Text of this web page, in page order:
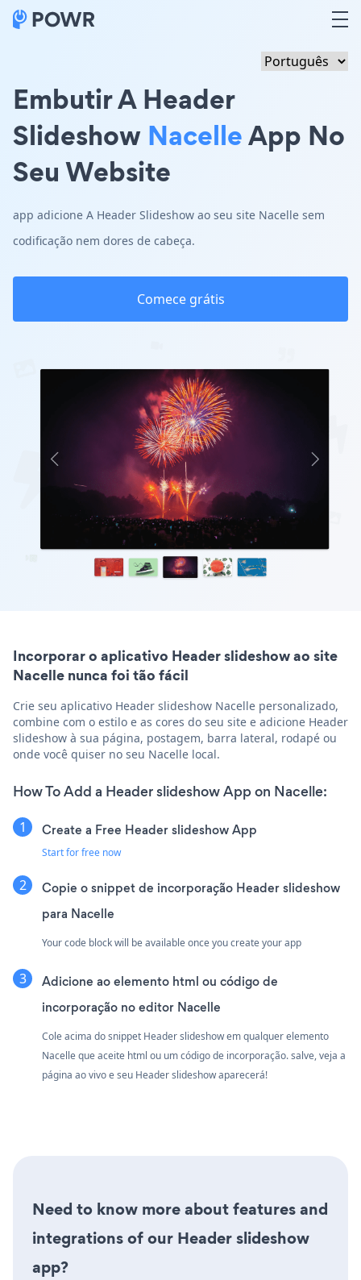
Embutir A Header
Slideshow NacelleApp No
Seu Website
app adicione A Header Slideshow ao seu site Nacelle sem
codificação nem dores de cabeça.
Comece grátis
Incorporar o aplicativo Header slideshow ao site
Nacelle nunca foi tão fácil
Crie seu aplicativo Header slideshow Nacelle personalizado,
combine com o estilo e as cores do seu site e adicione Header
slideshow à sua página, postagem, barra lateral, rodapé ou
onde você quiser no seu Nacelle local.
How To Add a Header slideshow App on Nacelle:
Create a Free Header slideshow App
Start for free now
Copie o snippet de incorporação Header slideshow
para Nacelle
Your code block will be available once you create your app
Adicione ao elemento html ou código de
incorporação no editor Nacelle
Cole acima do snippet Header slideshow em qualquer elemento
Nacelle que aceite html ou um código de incorporação. salve, veja a
página ao vivo e seu Header slideshow aparecerá!
Need to know more about features and
integrations of our Header slideshow
app?